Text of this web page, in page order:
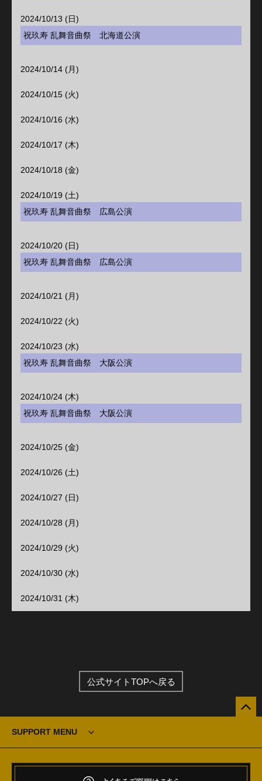
2024/10/13 (日)
祝玖寿 乱舞音曲祭 北海道公演
2024/10/14 (月)
2024/10/15 (火)
2024/10/16 (水)
2024/10/17 (木)
2024/10/18 (金)
2024/10/19 (土)
祝玖寿 乱舞音曲祭 広島公演
2024/10/20 (日)
祝玖寿 乱舞音曲祭 広島公演
2024/10/21 (月)
2024/10/22 (火)
2024/10/23 (水)
祝玖寿 乱舞音曲祭 大阪公演
2024/10/24 (木)
祝玖寿 乱舞音曲祭 大阪公演
2024/10/25 (金)
2024/10/26 (土)
2024/10/27 (日)
2024/10/28 (月)
2024/10/29 (火)
2024/10/30 (水)
2024/10/31 (木)
公式サイトTOPへ戻る
SUPPORT MENU